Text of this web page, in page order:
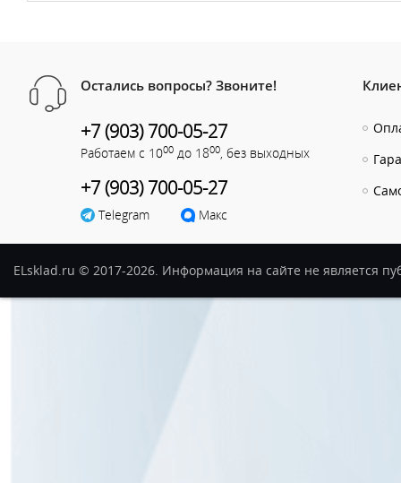
Остались вопросы? Звоните!
+7 (903) 700-05-27
Работаем с 1000 до 1800, без выходных
+7 (903) 700-05-27
Telegram Макс
ELsklad.ru © 2017-2026. Информация на сайте не является